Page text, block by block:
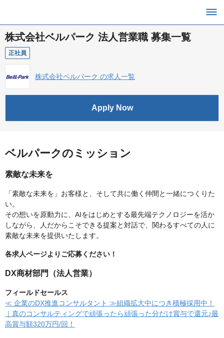
株式会社ベルパーク 法人営業職 募集一覧
正社員
株式会社ベルパーク の求人一覧
Apply Now
ベルパークのミッション
素敵な未来を
「素敵な未来を」お客様と、そして共に働く仲間と一緒につくりた
い。
その想いを原動力に、AIをはじめとする最先端テクノロジーを活か
しながら、人だからこそできる提案と対話で、関わるすべての人に
素敵な未来を提供いたします。
各求人ページよりご応募ください！
DX商材部門（法人営業）
フィールドセールス
≪ 企業のDX推進コンサルタント ≫組織拡大中につき積極採用中！
｜真のコンサルティングで頑張ったら頑張った分だけ賞与で還元♪最
高賞与額320万円/回！